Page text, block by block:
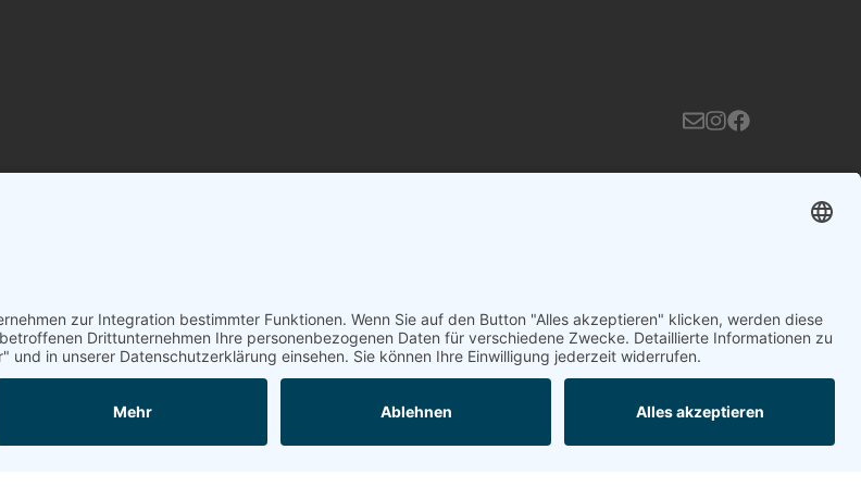
Barrierefreiheitserklärung Impressum Datenschutzerklärung